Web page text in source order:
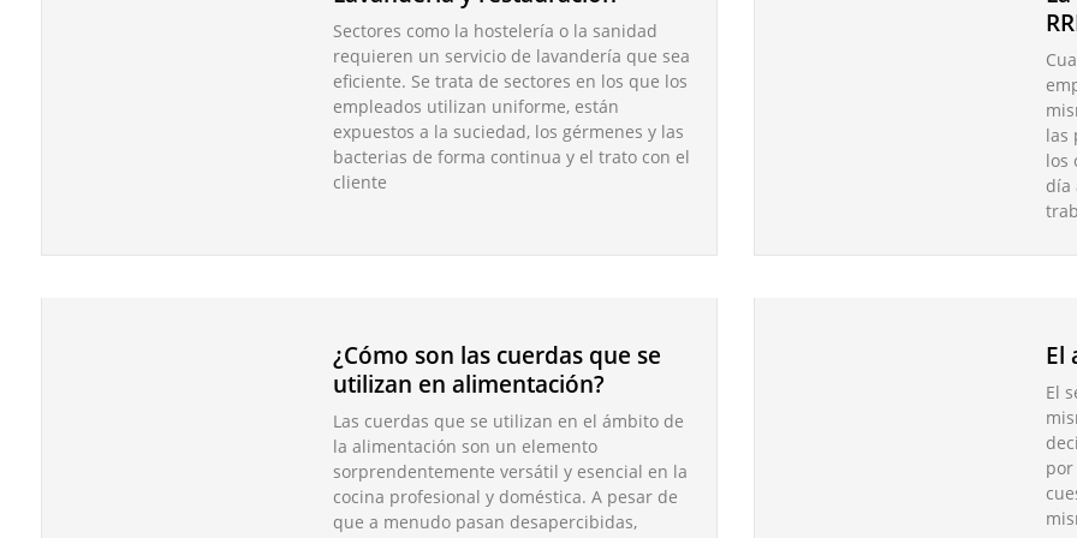
Sectores como la hostelería o la sanidad
requieren un servicio de lavandería que sea
eficiente. Se trata de sectores en los que los
empleados utilizan uniforme, están
expuestos a la suciedad, los gérmenes y las
bacterias de forma continua y el trato con el
cliente
las
los
día
¿Cómo son las cuerdas que se
utilizan en alimentación?
Las cuerdas que se utilizan en el ámbito de
la alimentación son un elemento
sorprendentemente versátil y esencial en la
cocina profesional y doméstica. A pesar de
que a menudo pasan desapercibidas,
El
El